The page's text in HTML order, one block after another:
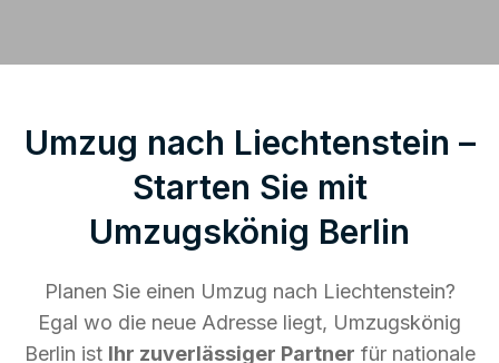
Umzug nach Liechtenstein –
Starten Sie mit
Umzugskönig Berlin
Planen Sie einen Umzug nach Liechtenstein?
Egal wo die neue Adresse liegt, Umzugskönig
Berlin ist Ihr zuverlässiger Partner für nationale